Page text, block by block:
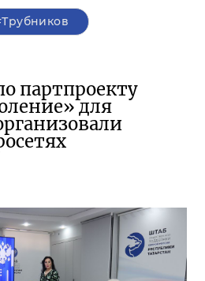
партпроекту
для